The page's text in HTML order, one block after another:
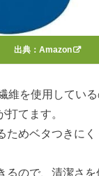
出典： Amazon
維を使用してい
打てます。
ためベタつきに
るので、清潔さ